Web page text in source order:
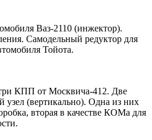
Ваз-2110 (инжектор).
Самодельный редуктор для
Тойота.
КПП от Москвича-412. Две
(вертикально). Одна из них
вторая в качестве КОМа для